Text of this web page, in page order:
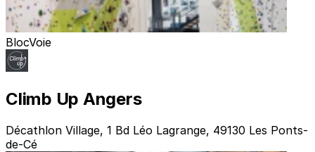
BlocVoie
Climb Up Angers
Décathlon Village, 1 Bd Léo Lagrange, 49130 Les Ponts-
de-Cé